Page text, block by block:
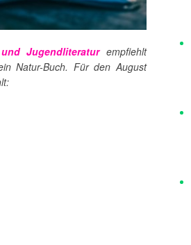
Jugendliteraturempfiehlt
Natur-Buch. Für den August